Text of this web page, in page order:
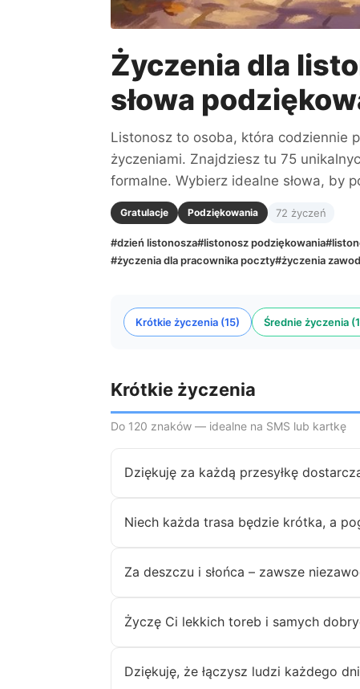
Życzenia dla
słowa
Listonosz to osoba, która codziennie
życzeniami. Znajdziesz tu 75
formalne. Wybierz idealne słowa, by
Gratulacje Podziękowania 72 życzeń
#dzień listonosza#listonosz podziękowania
#życzenia dla pracownika poczty#życzenia
Krótkie życzenia (15) Średnie życzenia
Krótkie życzenia
Do 120 znaków — idealne na SMS lub kartkę
Dziękuję za każdą przesyłkę
Niech każda trasa będzie krótka, a
Za deszczu i słońca – zawsze
Życzę Ci lekkich toreb i samych
Dziękuję, że łączysz ludzi każdego